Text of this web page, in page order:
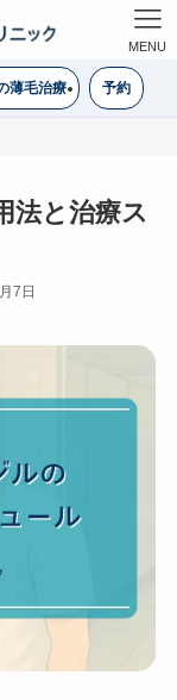
MENU
薄毛治療 予約
法と治療ス
7日